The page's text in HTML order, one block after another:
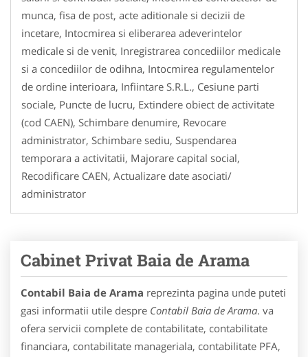
munca, fisa de post, acte aditionale si decizii de
incetare, Intocmirea si eliberarea adeverintelor
medicale si de venit, Inregistrarea concediilor medicale
si a concediilor de odihna, Intocmirea regulamentelor
de ordine interioara, Infiintare S.R.L., Cesiune parti
sociale, Puncte de lucru, Extindere obiect de activitate
(cod CAEN), Schimbare denumire, Revocare
administrator, Schimbare sediu, Suspendarea
temporara a activitatii, Majorare capital social,
Recodificare CAEN, Actualizare date asociati/
administrator
Cabinet Privat Baia de Arama
Contabil Baia de Arama reprezinta pagina unde puteti
gasi informatii utile despre Contabil Baia de Arama. va
ofera servicii complete de contabilitate, contabilitate
financiara, contabilitate manageriala, contabilitate PFA,